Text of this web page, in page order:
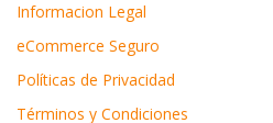
Informacion Legal
eCommerce Seguro
Políticas de Privacidad
Términos y Condiciones